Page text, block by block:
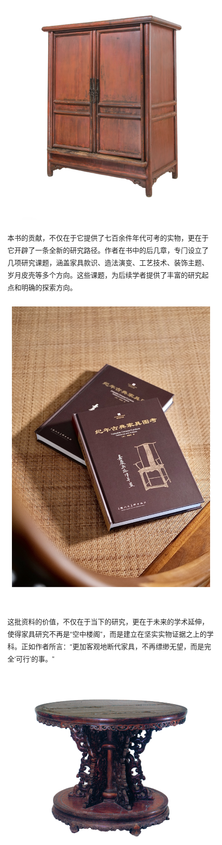
本书的贡献，不仅在于它提供了七百余件年代可考的实物，更在于
它开辟了一条全新的研究路径。作者在书中的后几章，专门设立了
几项研究课题，涵盖家具款识、造法演变、工艺技术、装饰主题、
岁月皮壳等多个方向。这些课题，为后续学者提供了丰富的研究起
点和明确的探索方向。
这批资料的价值，不仅在于当下的研究，更在于未来的学术延伸，
使得家具研究不再是“空中楼阁”，而是建立在坚实实物证据之上的学
科。正如作者所言：“更加客观地断代家具，不再缥缈无望，而是完
全‘可行’的事。”